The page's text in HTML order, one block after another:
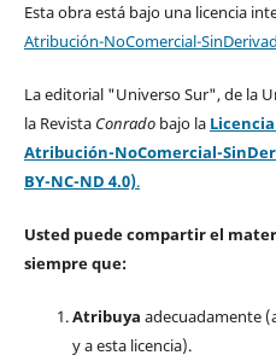
Esta obra está bajo una licencia
Atribución-NoComercial-
La editorial "Universo Sur", de la
la Revista Conradobajo la
Atribución-NoComercial-
BY-NC-ND 4.0).
Usted puede compartir el
siempre que:
Atribuya adecuadamente
y a esta licencia).